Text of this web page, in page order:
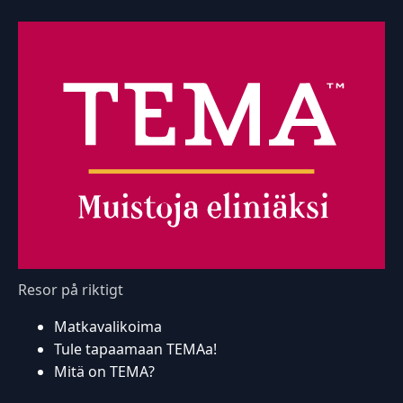
Resor på riktigt
Matkavalikoima
Tule tapaamaan TEMAa!
Mitä on TEMA?